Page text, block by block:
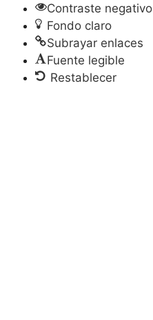
Contraste negativo
Fondo claro
Subrayar enlaces
Fuente legible
Restablecer